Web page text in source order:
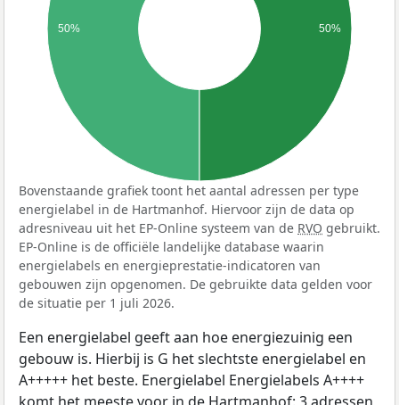
50% 50%
Bovenstaande grafiek toont het aantal adressen per type
energielabel in de Hartmanhof. Hiervoor zijn de data op
adresniveau uit het EP-Online systeem van de RVO gebruikt.
EP-Online is de officiële landelijke database waarin
energielabels en energieprestatie-indicatoren van
gebouwen zijn opgenomen. De gebruikte data gelden voor
de situatie per 1 juli 2026.
Een energielabel geeft aan hoe energiezuinig een
gebouw is. Hierbij is G het slechtste energielabel en
A+++++ het beste. Energielabel Energielabels A++++